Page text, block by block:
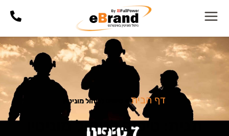
דף הבית» טיפים לניהול מוניטין
תגית: טיפים לניהול מוניטין